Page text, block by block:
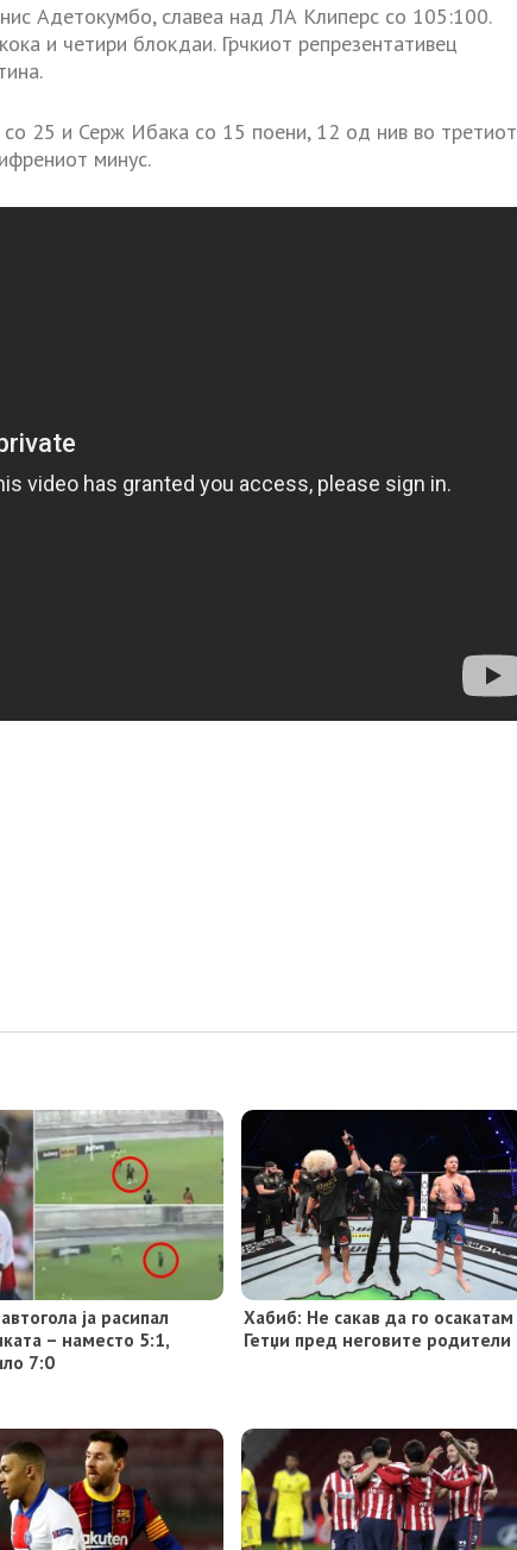
Адетокумбо, славеа над ЛА Клиперс со 105:100.
и четири блокдаи. Грчкиот репрезентативец
25 и Серж Ибака со 15 поени, 12 од нив во третиот
минус.
ја расипал
– наместо 5:1,
7:0
Хабиб: Не сакав да го осакатам
Гетџи пред неговите родители